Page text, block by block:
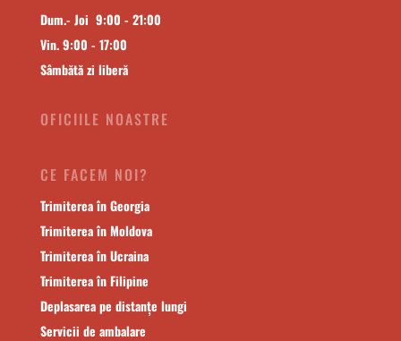
Dum.- Joi 9:00 - 21:00
Vin. 9:00 - 17:00
Sâmbătă zi liberă
OFICIILE NOASTRE
CE FACEM NOI?
Trimiterea în Georgia
Trimiterea în Moldova
Trimiterea în Ucraina
Trimiterea în Filipine
Deplasarea pe distanțe lungi
Servicii de ambalare